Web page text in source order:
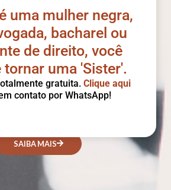
BSL Sprint
que oferece soluções rápidas
problemas jurídicos. Com o
questões legais em apenas 5
aos nossos clientes uma
ágil e direcionada.
SAIBA MAIS
uma mulher negra,
bacharel ou
de direito, você
tornar uma 'Sister'.
gratuita. Clique aqui
contato por WhatsApp!